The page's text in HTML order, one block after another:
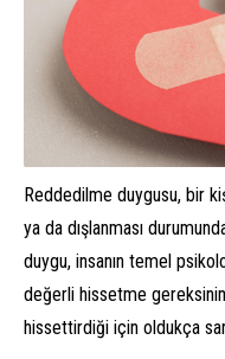
Reddedilme duygusu, bir
ya da dışlanması
duygu, insanın temel
değerli hissetme
hissettirdiği için oldukça